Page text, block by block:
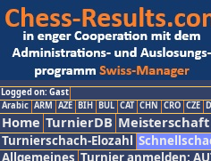
Logged on: Gast
Arabic ARM AZE BIH BUL CAT CHN CRO CZE
Home TurnierDB Meisterschaft
Turnierschach-Elozahl
Allgemeines Turnier anmelden: